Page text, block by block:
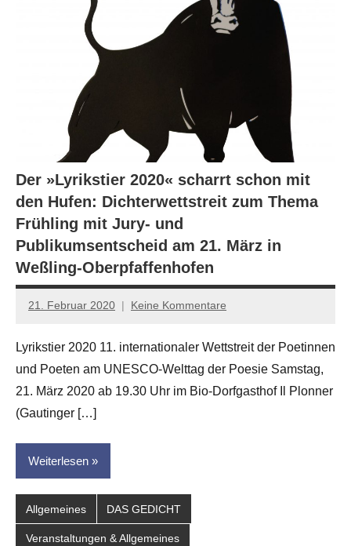
Der »Lyrikstier 2020« scharrt schon mit
den Hufen: Dichterwettstreit zum Thema
Frühling mit Jury- und
Publikumsentscheid am 21. März in
Weßling-Oberpfaffenhofen
21. Februar 2020
Jan-
Hornauer
für
dasgedichtblog
Keine Kommentare
Lyrikstier 2020 11. internationaler Wettstreit der Poetinnen
und Poeten am UNESCO-Welttag der Poesie Samstag,
21. März 2020 ab 19.30 Uhr im Bio-Dorfgasthof Il Plonner
(Gautinger […]
Weiterlesen
Allgemeines DAS GEDICHT
Veranstaltungen & Allgemeines